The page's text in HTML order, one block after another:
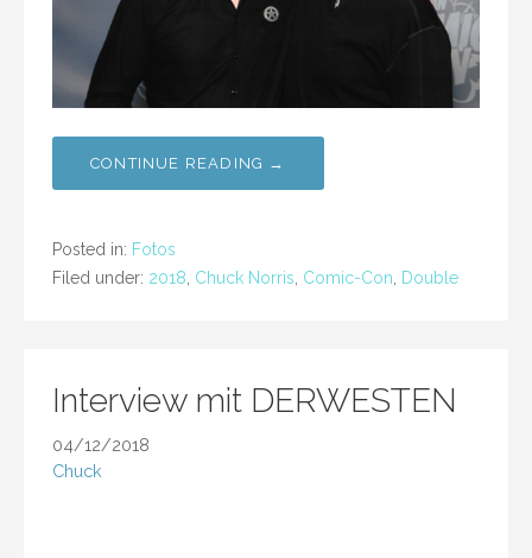
CONTINUE READING →
Posted in: Fotos
Filed under: 2018, Chuck Norris, Comic-Con, Double
Interview mit DERWESTEN
04/12/2018
Chuck